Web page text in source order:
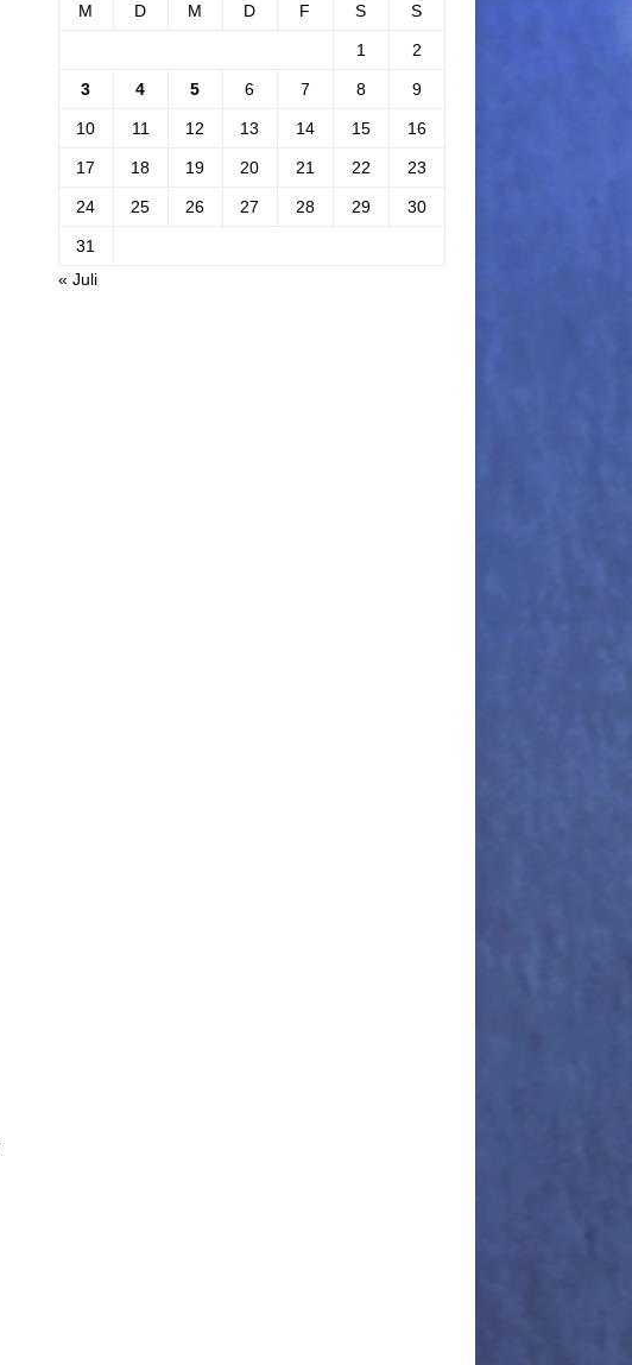
M D M D F S S
1 2
3 4 5 6 7 8 9
10 11 12 13 14 15 16
17 18 19 20 21 22 23
24 25 26 27 28 29 30
31
« Juli